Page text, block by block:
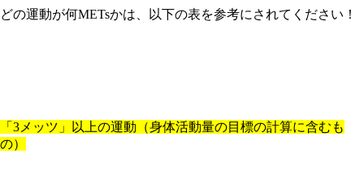
どの運動が何METsかは、以下の表を参考にされてください！
「 3 メッツ」以上の運動（身体活動量の目標の計算に含むも
の）